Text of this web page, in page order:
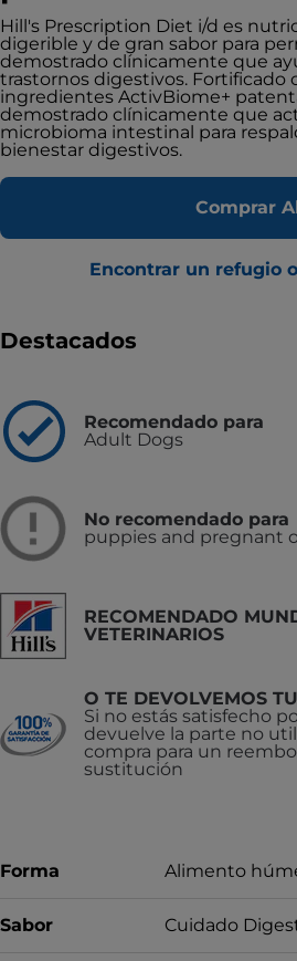
Hill's Prescription Diet i/d es
digerible y de gran sabor para
demostrado clínicamente que
trastornos digestivos. Fortificado
ingredientes ActivBiome+
demostrado clínicamente que
microbioma intestinal para
bienestar digestivos.
Comprar
Encontrar un refugio
Destacados
Recomendado para
Adult Dogs
No recomendado para
puppies and pregnant
RECOMENDADO
VETERINARIOS
O TE DEVOLVEMOS
Si no estás satisfecho
devuelve la parte no
compra para un
sustitución
Forma Alimento
Sabor Cuidado